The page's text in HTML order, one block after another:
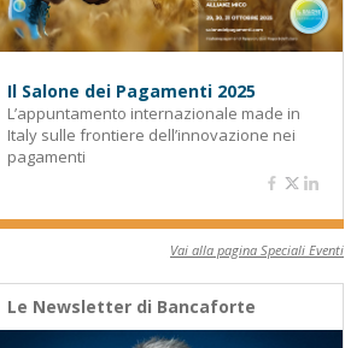
Il Salone dei Pagamenti 2025
L’appuntamento internazionale made in
Italy sulle frontiere dell’innovazione nei
pagamenti
Vai alla pagina Speciali Eventi
Le Newsletter di Bancaforte